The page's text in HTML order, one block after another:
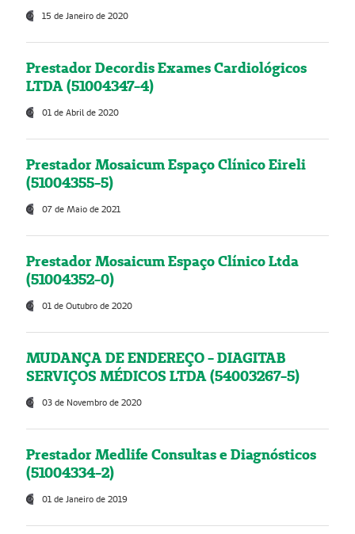
15 de Janeiro de 2020
Prestador Decordis Exames Cardiológicos
LTDA (51004347-4)
01 de Abril de 2020
Prestador Mosaicum Espaço Clínico Eireli
(51004355-5)
07 de Maio de 2021
Prestador Mosaicum Espaço Clínico Ltda
(51004352-0)
01 de Outubro de 2020
MUDANÇA DE ENDEREÇO - DIAGITAB
SERVIÇOS MÉDICOS LTDA (54003267-5)
03 de Novembro de 2020
Prestador Medlife Consultas e Diagnósticos
(51004334-2)
01 de Janeiro de 2019